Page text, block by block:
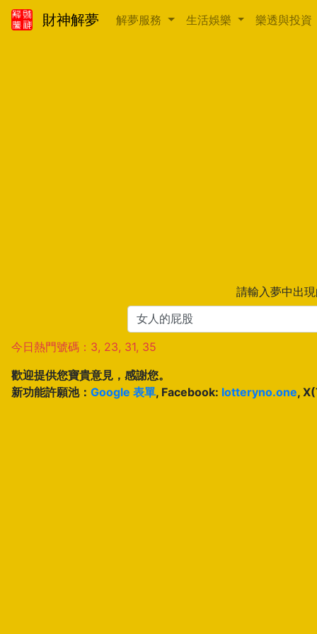
財神解夢 解夢服務 生活娛樂 樂透與投資
請輸入夢中出
今日熱門號碼：3, 23, 31, 35
歡迎提供您寶貴意見，感謝您。
新功能許願池： Google 表單, Facebook: lotteryno.one,